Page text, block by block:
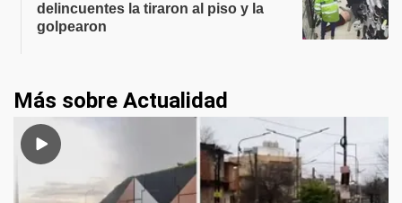
delincuentes la tiraron al piso y la
golpearon
Más sobre Actualidad